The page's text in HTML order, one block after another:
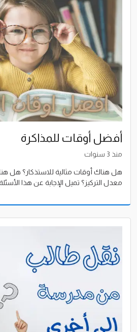
أفضل أوقات للمذاكرة
منذ 3 سنوات
هل هناك أوقات مثالية للاستذكار؟ هل
معدل التركيز؟ تميل الإجابة عن هذا